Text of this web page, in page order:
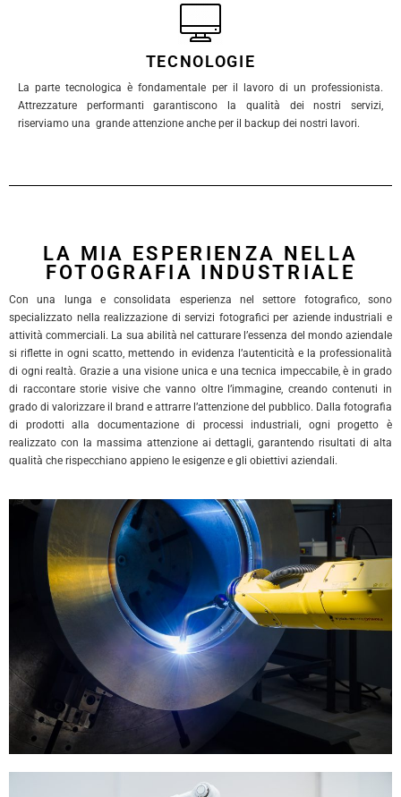
TECNOLOGIE
La parte tecnologica è fondamentale per il lavoro di un professionista.
Attrezzature performanti garantiscono la qualità dei nostri servizi,
riserviamo una grande attenzione anche per il backup dei nostri lavori.
LA MIA ESPERIENZA NELLA
FOTOGRAFIA INDUSTRIALE
Con una lunga e consolidata esperienza nel settore fotografico, sono
specializzato nella realizzazione di servizi fotografici per aziende industriali e
attività commerciali. La sua abilità nel catturare l’essenza del mondo aziendale
si riflette in ogni scatto, mettendo in evidenza l’autenticità e la professionalità
di ogni realtà. Grazie a una visione unica e una tecnica impeccabile, è in grado
di raccontare storie visive che vanno oltre l’immagine, creando contenuti in
grado di valorizzare il brand e attrarre l’attenzione del pubblico. Dalla fotografia
di prodotti alla documentazione di processi industriali, ogni progetto è
realizzato con la massima attenzione ai dettagli, garantendo risultati di alta
qualità che rispecchiano appieno le esigenze e gli obiettivi aziendali.